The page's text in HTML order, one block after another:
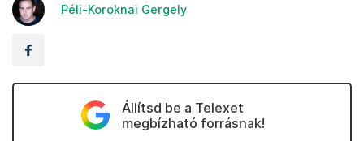
Péli-Koroknai Gergely
Állítsd be a Telexet
megbízható forrásnak!